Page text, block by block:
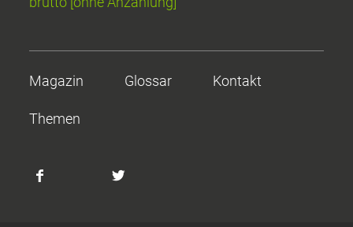
Magazin Glossar Kontakt
Themen